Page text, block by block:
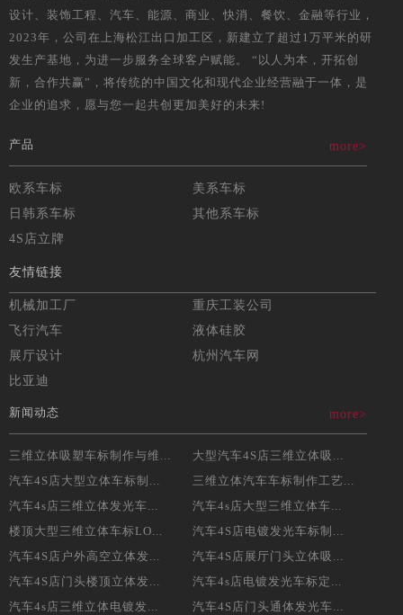
设计、装饰工程、汽车、能源、商业、快消、餐饮、金融等行业，
2023年，公司在上海松江出口加工区，新建立了超过1万平米的研
发生产基地，为进一步服务全球客户赋能。 “以人为本，开拓创
新，合作共赢”，将传统的中国文化和现代企业经营融于一体，是
企业的追求，愿与您一起共创更加美好的未来!
产品 more>
欧系车标
美系车标
日韩系车标
其他系车标
4S店立牌
友情链接
机械加工厂
重庆工装公司
飞行汽车
液体硅胶
展厅设计
杭州汽车网
比亚迪
新闻动态 more>
三维立体吸塑车标制作与维...
大型汽车4S店三维立体吸...
汽车4S店大型立体车标制...
三维立体汽车车标制作工艺...
汽车4s店三维立体发光车...
汽车4s店大型三维立体车...
楼顶大型三维立体车标LO...
汽车4S店电镀发光车标制...
汽车4S店户外高空立体发...
汽车4S店展厅门头立体吸...
汽车4S店门头楼顶立体发...
汽车4s店电镀发光车标定...
汽车4s店三维立体电镀发...
汽车4S店门头通体发光车...